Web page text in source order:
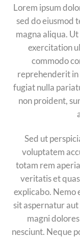
Lorem ipsum
sed do eiusmod
magna aliqua.
exercitation
commodo
reprehenderit in
fugiat nulla
non proident,
Sed ut
voluptatem
totam rem
veritatis et
explicabo. Nemo
sit aspernatur
magni
nesciunt. Neque